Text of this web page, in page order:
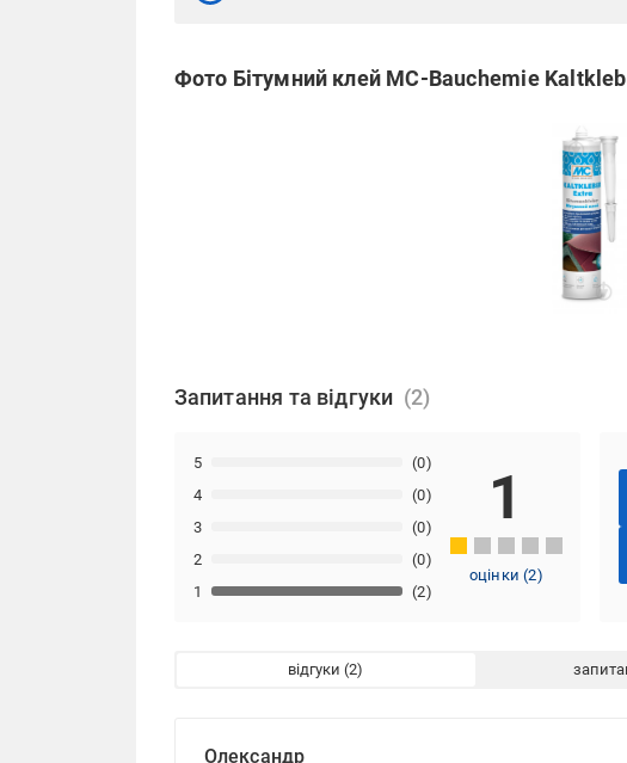
Фото Бітумний клей MC-Bauchemie
Запитання та відгуки
1 (2)
2 (0)
3 (0)
4 (0)
5 (0)
1
оцінки(2)
відгуки
Олександр